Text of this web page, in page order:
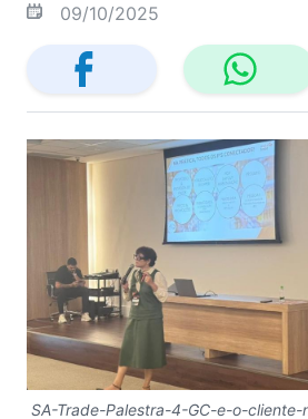
09/10/2025
SA-Trade-Palestra-4-GC-e-o-